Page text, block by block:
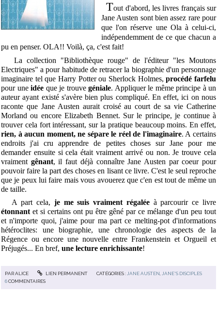
Tout d'abord, les livres français sur
Jane Austen sont bien assez rare pour
que l'on réserve une Ola à celui-ci,
indépendemment de ce que chacun a
pu en penser. OLA!! Voilà, ça, c'est fait!
La collection "Bibliothèque rouge" de l'éditeur "les Moutons
Electriques" a pour habitude de retracer la biographie d'un personnage
imaginaire tel que Harry Potter ou Sherlock Holmes,procédé farfelu
pour une idée que je trouve géniale. Appliquer le même principe à un
auteur ayant existé s'avère bien plus compliqué. En effet, ici on nous
raconte que Jane Austen aurait croisé au court de sa vie Catherine
Morland ou encore Elizabeth Bennet. Sur le principe, je continue à
trouver cela fort intéressant, sur la pratique beaucoup moins. En effet,
rien, à aucun moment, ne sépare le réel de l'imaginaire. A certains
endroits j'ai cru apprendre de petites choses sur Jane pour me
demander ensuite si cela était vraiment arrivé ou non. Je trouve cela
vraiment gênant, il faut déjà connaître Jane Austen par coeur pour
pouvoir faire la part des choses en lisant ce livre. C'est le seul reproche
que je peux lui faire mais vous avouerez que c'en est tout de même un
de taille.
A part cela, je me suis vraiment régalée à parcourir ce livre
étonnant et si certains ont pu être gêné par ce mélange d'un peu tout
et n'importe quoi, j'aime pour ma part ce melting-pot d'informations
hétéroclites: une biographie, une chronologie des aspects de la
Régence ou encore une nouvelle entre Frankenstein et Orgueil et
Préjugés... En bref, une lecture enrichissante!
PARALICE LIEN PERMANENT CATÉGORIES : JANE AUSTEN
JANE'S DISCIPLES
6COMMENTAIRES